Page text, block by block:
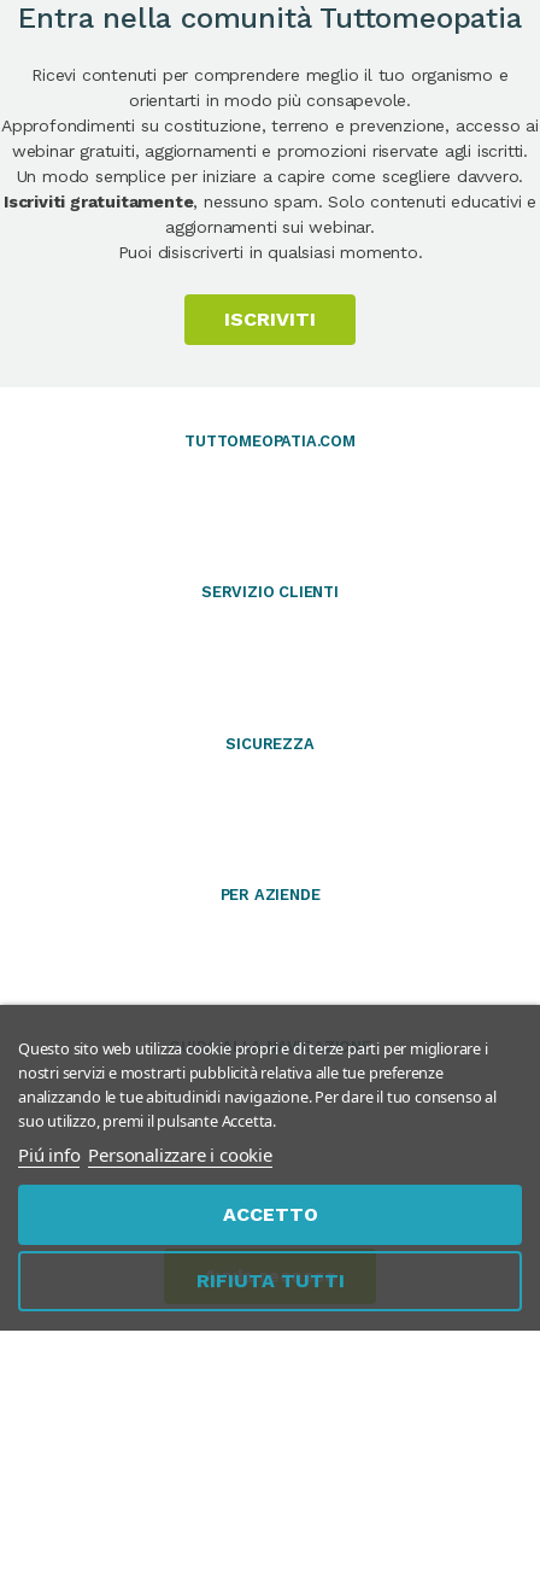
Entra nella comunità Tuttomeopatia
Ricevi contenuti per comprendere meglio il tuo organismo e
orientarti in modo più consapevole.
Approfondimenti su costituzione, terreno e prevenzione, accesso ai
webinar gratuiti, aggiornamenti e promozioni riservate agli iscritti.
Un modo semplice per iniziare a capire come scegliere davvero.
Iscriviti gratuitamente, nessuno spam. Solo contenuti educativi e
aggiornamenti sui webinar.
Puoi disiscriverti in qualsiasi momento.
ISCRIVITI
TUTTOMEOPATIA.COM
SERVIZIO CLIENTI
SICUREZZA
PER AZIENDE
GUIDA ALLA NAVIGAZIONE
Avvia recesso
Questo sito web utilizza cookie propri e di terze parti per migliorare i
nostri servizi e mostrarti pubblicità relativa alle tue preferenze
analizzando le tue abitudinidi navigazione. Per dare il tuo consenso al
suo utilizzo, premi il pulsante Accetta.
Piú info Personalizzare i cookie
RIFIUTA TUTTI
ACCETTO